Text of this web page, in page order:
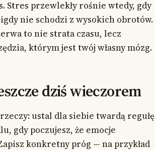
Stres przewlekły rośnie wtedy, gdy
nie schodzi z wysokich obrotów.
to nie strata czasu, lecz
którym jest twój własny mózg.
dziś wieczorem
ustal dla siebie twardą regułę
gdy poczujesz, że emocje
konkretny próg — na przykład